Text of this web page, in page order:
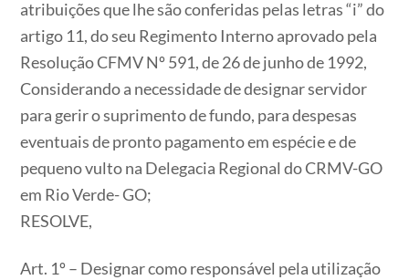
atribuições que lhe são conferidas pelas letras “i” do
artigo 11, do seu Regimento Interno aprovado pela
Resolução CFMV Nº 591, de 26 de junho de 1992,
Considerando a necessidade de designar servidor
para gerir o suprimento de fundo, para despesas
eventuais de pronto pagamento em espécie e de
pequeno vulto na Delegacia Regional do CRMV-GO
em Rio Verde- GO;
RESOLVE,
Art. 1º – Designar como responsável pela utilização